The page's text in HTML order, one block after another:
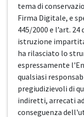
tema di
Firma Digitale, e
445/2000 e l’art.
istruzione
ha rilasciato lo
espressamente
qualsiasi
pregiudizievoli di
indiretti, arrecati ad
conseguenza